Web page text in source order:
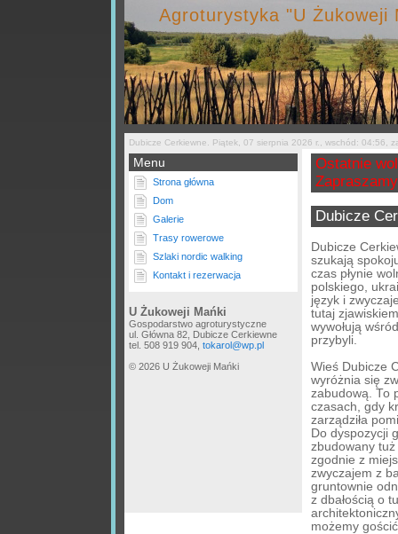
Agroturystyka "U Żukoweji
Dubicze Cerkiewne. Piątek, 07 sierpnia 2026 r., wschód: 04:56,
Menu
Strona główna
Dom
Galerie
Trasy rowerowe
Szlaki nordic walking
Kontakt i rezerwacja
U Żukoweji Mańki
Gospodarstwo agroturystyczne
ul. Główna 82, Dubicze Cerkiewne
tel. 508 919 904, tokarol@wp.pl
© 2026 U Żukoweji Mańki
Ostatnie
Dubicze
Dubicze
szukają
czas płynie
polskiego,
język i
tutaj
wywołują
przybyli.
Wieś Dubicze
wyróżnia się
zabudową. To
czasach, gdy
zarządziła
Do dyspozycji
zbudowany
zgodnie z
zwyczajem z
gruntownie
z dbałością o
możemy